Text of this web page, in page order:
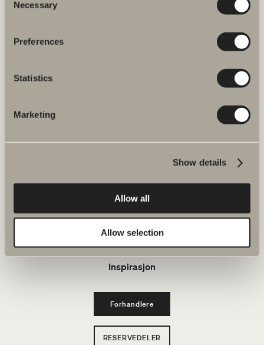
Selection
Necessary
Preferences
Statistics
Marketing
Show details
Allow all
Allow selection
SE 514 60 Dalstorp, Sverige
E-post: kundeservice@svedbergs.no
Serier
Tegneverktøy
Bærekraft
Inspirasjon
Forhandlere
RESERVEDELER